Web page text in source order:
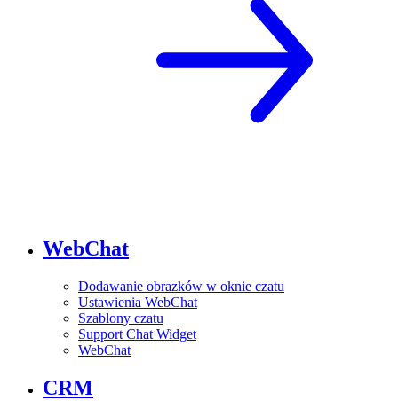
WebChat
Dodawanie obrazków w oknie czatu
Ustawienia WebChat
Szablony czatu
Support Chat Widget
WebChat
CRM